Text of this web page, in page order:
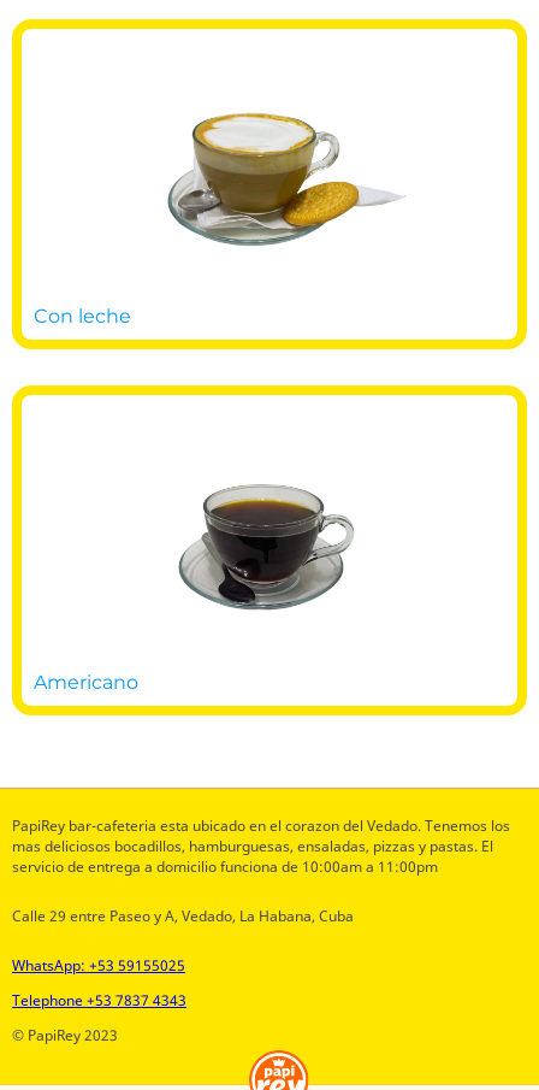
Con leche
Americano
PapiRey bar-cafeteria esta ubicado en el corazon del Vedado. Tenemos los
mas deliciosos bocadillos, hamburguesas, ensaladas, pizzas y pastas. El
servicio de entrega a domicilio funciona de 10:00am a 11:00pm
Calle 29 entre Paseo y A, Vedado, La Habana, Cuba
WhatsApp: +53 59155025
Telephone +53 7837 4343
© PapiRey 2023